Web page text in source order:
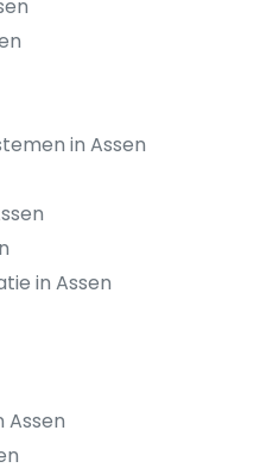
in Assen
in Assen
Assen